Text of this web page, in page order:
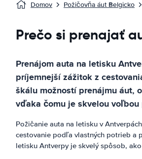
Domov Požičovňa áut Belgicko
Prečo si prenajať
Prenájom auta na letisku
príjemnejší zážitok z
škálu možností prenájmu áut,
vďaka čomu je skvelou
Požičanie auta na letisku v
cestovanie podľa vlastných potrieb a
letisku Antverpy je skvelý spôsob,